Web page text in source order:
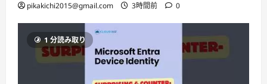
pikakichi2015@gmail.com 3時間前 0
1 分読み取り